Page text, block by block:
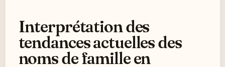
Interprétation des
tendances actuelles des
noms de famille en